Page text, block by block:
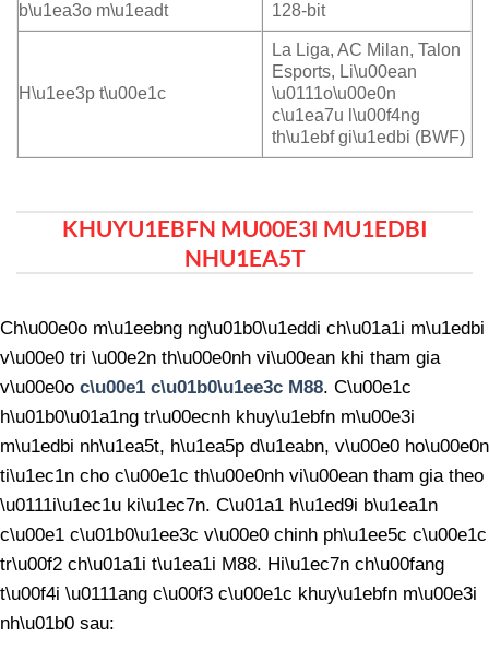
b\u1ea3o m\u1eadt
128-bit
H\u1ee3p t\u00e1c
La Liga, AC Milan, Talon
Esports, Li\u00ean
\u0111o\u00e0n
c\u1ea7u l\u00f4ng
th\u1ebf gi\u1edbi (BWF)
KHUYU1EBFN MU00E3I MU1EDBI
NHU1EA5T
Ch\u00e0o m\u1eebng ng\u01b0\u1eddi ch\u01a1i m\u1edbi
v\u00e0 tri \u00e2n th\u00e0nh vi\u00ean khi tham gia
v\u00e0o c\u00e1 c\u01b0\u1ee3c M88. C\u00e1c
h\u01b0\u01a1ng tr\u00ecnh khuy\u1ebfn m\u00e3i
m\u1edbi nh\u1ea5t, h\u1ea5p d\u1eabn, v\u00e0 ho\u00e0n
ti\u1ec1n cho c\u00e1c th\u00e0nh vi\u00ean tham gia theo
\u0111i\u1ec1u ki\u1ec7n. C\u01a1 h\u1ed9i b\u1ea1n
c\u00e1 c\u01b0\u1ee3c v\u00e0 chinh ph\u1ee5c c\u00e1c
tr\u00f2 ch\u01a1i t\u1ea1i M88. Hi\u1ec7n ch\u00fang
t\u00f4i \u0111ang c\u00f3 c\u00e1c khuy\u1ebfn m\u00e3i
nh\u01b0 sau: